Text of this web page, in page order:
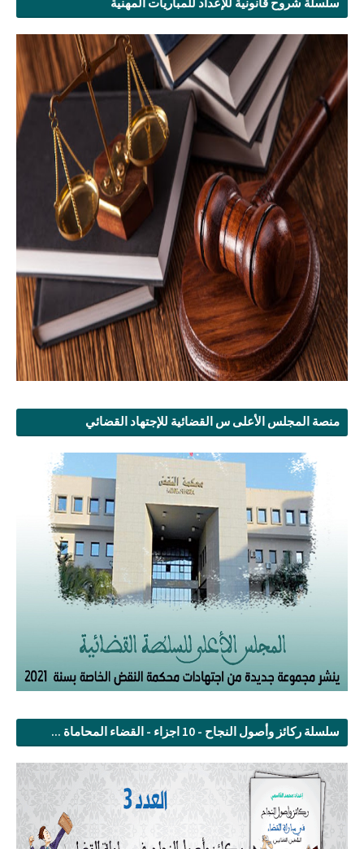
منصة المجلس الأعلى س القضائية للإجتهاد القضائي
سلسلة ركائز وأصول النجاح - 10 اجزاء - القضاء المحاماة ...